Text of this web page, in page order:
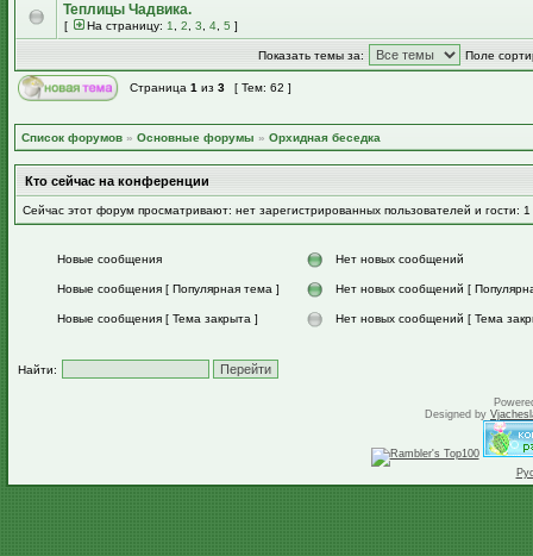
Теплицы Чадвика.
[ На страницу: 1 2 3 4 5 ]
Показать темы за: Поле
Страница 1 из 3 [ Тем: 62 ]
Список форумов » Основные форумы » Орхидная беседка
Кто сейчас на конференции
Сейчас этот форум просматривают: нет зарегистрированных пользователей и гости: 1
Новые сообщения Нет новых сообщений
Новые сообщения [ Популярная тема ] Нет новых сообщений [
Новые сообщения [ Тема закрыта ] Нет новых сообщений [ Тема
Найти:
Designed by